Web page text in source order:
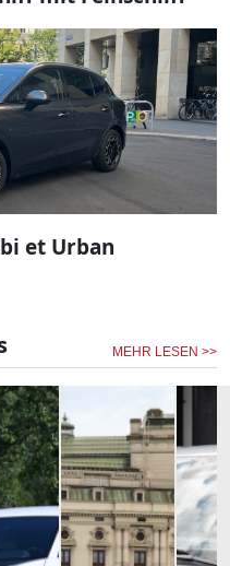
et Urban
MEHR LESEN >>